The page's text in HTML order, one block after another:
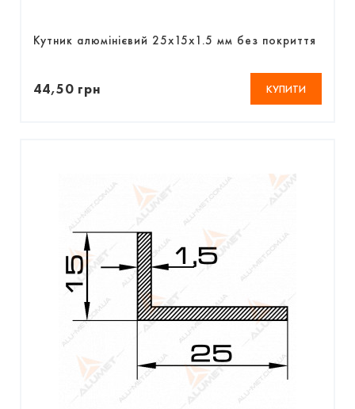
Кутник алюмінієвий 25х15х1.5 мм без покриття
44,50 грн КУПИТИ